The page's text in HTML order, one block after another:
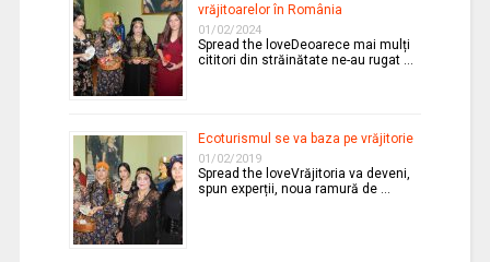
vrăjitoarelor în România
01/02/2024
Spread the loveDeoarece mai mulți
cititori din străinătate ne-au rugat …
Ecoturismul se va baza pe vrăjitorie
01/02/2019
Spread the loveVrăjitoria va deveni,
spun experții, noua ramură de …